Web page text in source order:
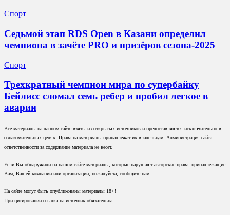
Спорт
Седьмой этап RDS Open в Казани определил
чемпиона в зачёте PRO и призёров сезона-2025
Спорт
Трехкратный чемпион мира по супербайку
Бейлисс сломал семь ребер и пробил легкое в
аварии
Все материалы на данном сайте взяты из открытых источников и предоставляются исключительно в
ознакомительных целях. Права на материалы принадлежат их владельцам. Администрация сайта
ответственности за содержание материала не несет.
Если Вы обнаружили на нашем сайте материалы, которые нарушают авторские права, принадлежащие
Вам, Вашей компании или организации, пожалуйста, сообщите нам.
На сайте могут быть опубликованы материалы 18+!
При цитировании ссылка на источник обязательна.